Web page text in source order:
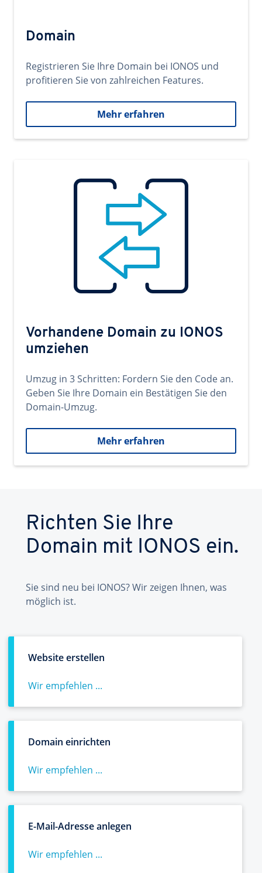
Domain
Registrieren Sie Ihre Domain bei IONOS und
profitieren Sie von zahlreichen Features.
Mehr erfahren
Vorhandene Domain zu IONOS
umziehen
Umzug in 3 Schritten: Fordern Sie den Code an.
Geben Sie Ihre Domain ein Bestätigen Sie den
Domain-Umzug.
Mehr erfahren
Richten Sie Ihre
Domain mit IONOS ein.
Sie sind neu bei IONOS? Wir zeigen Ihnen, was
möglich ist.
Website erstellen
Wir empfehlen ...
Domain einrichten
Wir empfehlen ...
E-Mail-Adresse anlegen
Wir empfehlen ...